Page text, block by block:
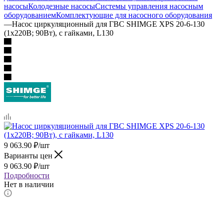
насосыКолодезные насосыСистемы управления насосным
оборудованиемКомплектующие для насосного оборудования
—Насос циркуляционный для ГВС SHIMGE XPS 20-6-130
(1х220В; 90Вт), с гайками, L130
9 063.90 ₽/шт
Варианты цен
9 063.90 ₽/шт
Подробности
Нет в наличии